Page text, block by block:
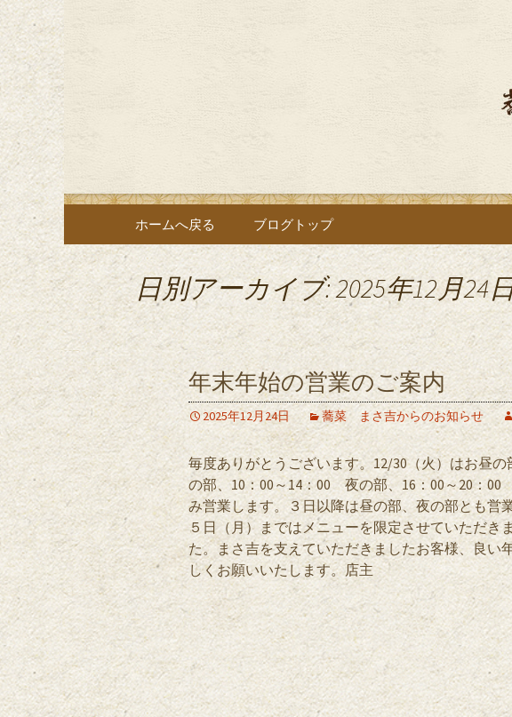
掛川にある、
コンテンツへ移動
ホームへ戻る ブログトップ
日別アーカイブ: 2025年12月24
年末年始の営業のご案内
2025年12月24日 蕎菜 まさ吉からのお知らせ
毎度ありがとうございます。12/30（火）はお昼
の部、10：00～14：00 夜の部、16：00～20：
み営業します。３日以降は昼の部、夜の部とも営
５日（月）まではメニューを限定させていただき
た。まさ吉を支えていただきましたお客様、良い
しくお願いいたします。店主